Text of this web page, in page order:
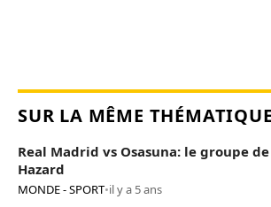
SUR LA MÊME THÉMATIQUE
Real Madrid vs Osasuna: le groupe
Hazard
MONDE - SPORT•il y a 5 ans